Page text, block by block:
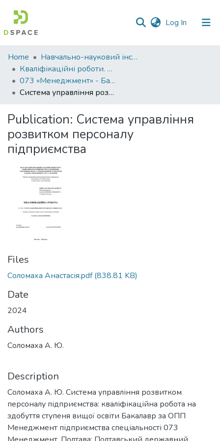
Log In (current)
Communities
&
Collections
All of DSpace
Statistics
Home
Навчально-науковий інститут економіки, управління, права та інформаційних технологій
Кваліфікаційні роботи. ННІ економіки, управління, права та ІТ
073 «Менеджмент» - Бакалаври 2023-2024
Система управління розвитком персоналу підприємства
Publication: Система управління
розвитком персоналу
підприємства
Files
Соломаха Анастасія.pdf(838.81 KB)
Date
2024
Authors
Соломаха А. Ю.
Description
Соломаха А. Ю. Система управління розвитком
персоналу підприємства: кваліфікаційна робота на
здобуття ступеня вищої освіти Бакалавр за ОПП
Менеджмент підприємства спеціальності 073